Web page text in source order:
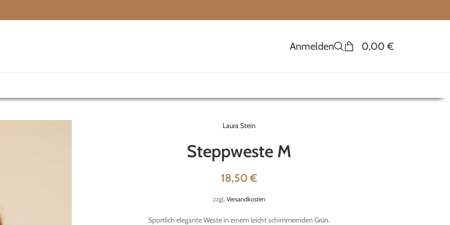
Anmelden 0,00€
Laura Stein
Steppweste M
18,50€
zzgl. Versandkosten
Sportlich elegante Weste in einem leicht schimmernden Grün.